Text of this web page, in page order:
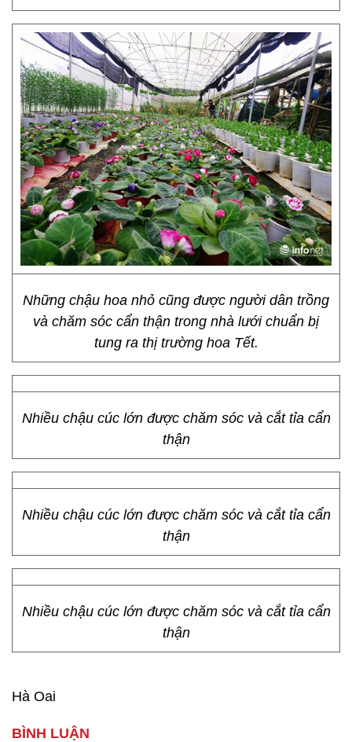
Những chậu hoa nhỏ cũng được người dân trồng
và chăm sóc cẩn thận trong nhà lưới chuẩn bị
tung ra thị trường hoa Tết.
Nhiều chậu cúc lớn được chăm sóc và cắt tỉa cẩn
thận
Nhiều chậu cúc lớn được chăm sóc và cắt tỉa cẩn
thận
Nhiều chậu cúc lớn được chăm sóc và cắt tỉa cẩn
thận
Hà Oai